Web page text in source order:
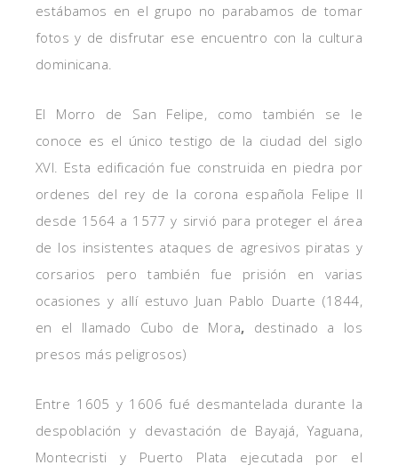
estábamos en el grupo no parabamos de tomar
fotos y de disfrutar ese encuentro con la cultura
dominicana.
El Morro de San Felipe, como también se le
conoce es el único testigo de la ciudad del siglo
XVI. Esta edificación fue construida en piedra por
ordenes del rey de la corona española Felipe II
desde 1564 a 1577 y sirvió para proteger el área
de los insistentes ataques de agresivos piratas y
corsarios pero también fue prisión en varias
ocasiones y allí estuvo Juan Pablo Duarte (1844,
en el llamado Cubo de Mora, destinado a los
presos más peligrosos)
Entre 1605 y 1606 fué desmantelada durante la
despoblación y devastación de Bayajá, Yaguana,
Montecristi y Puerto Plata ejecutada por el